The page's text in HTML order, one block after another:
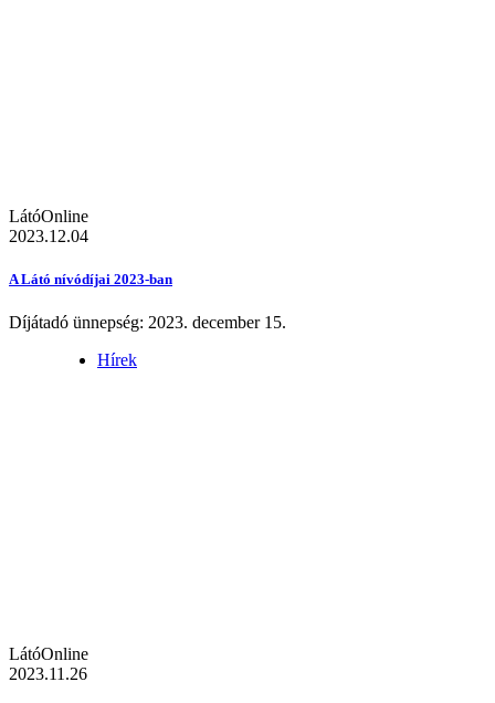
LátóOnline
2023.12.04
A Látó nívódíjai 2023-ban
Díjátadó ünnepség: 2023. december 15.
Hírek
LátóOnline
2023.11.26